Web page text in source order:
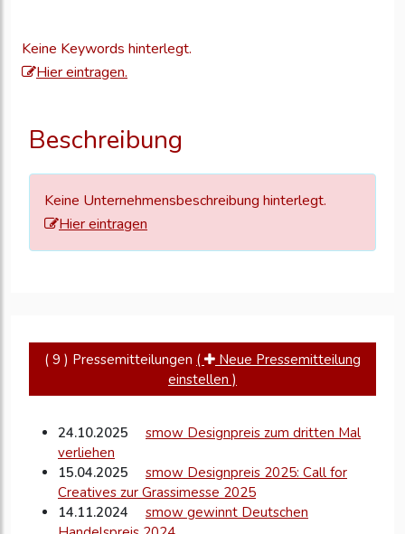
aktualisieren
Keine Keywords hinterlegt.
Hier eintragen.
Beschreibung
Keine Unternehmensbeschreibung hinterlegt.
Hier eintragen
( 9 ) Pressemitteilungen (
Neue Pressemitteilung
einstellen )
24.10.2025
smow Designpreis zum dritten Mal
verliehen
15.04.2025
smow Designpreis 2025: Call for
Creatives zur Grassimesse 2025
14.11.2024
smow gewinnt Deutschen